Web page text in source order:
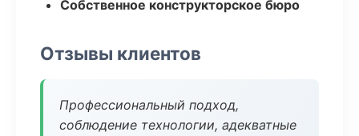
Собственное конструкторское бюро
Отзывы клиентов
Профессиональный подход,
соблюдение технологии, адекватные